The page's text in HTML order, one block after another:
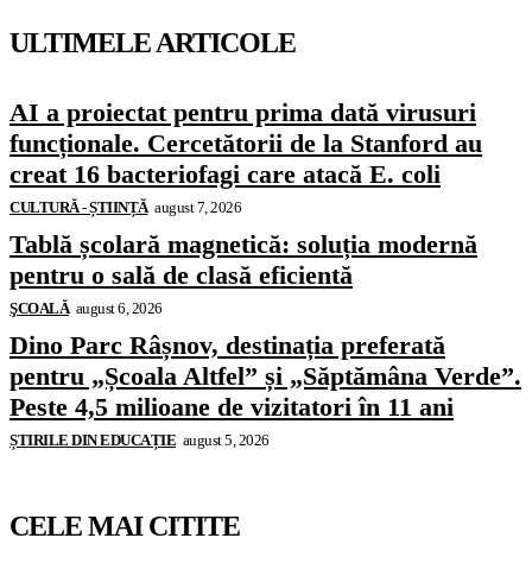
ULTIMELE ARTICOLE
AI a proiectat pentru prima dată virusuri
funcționale. Cercetătorii de la Stanford au
creat 16 bacteriofagi care atacă E. coli
CULTURĂ - ȘTIINȚĂ august 7, 2026
Tablă școlară magnetică: soluția modernă
pentru o sală de clasă eficientă
ŞCOALĂ august 6, 2026
Dino Parc Râșnov, destinația preferată
pentru „Școala Altfel” și „Săptămâna Verde”.
Peste 4,5 milioane de vizitatori în 11 ani
ȘTIRILE DIN EDUCAȚIE august 5, 2026
CELE MAI CITITE